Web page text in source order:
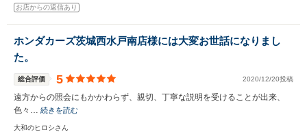
お店からの返信あり
ホンダカーズ茨城西水戸南店様には大変お世話になりまし
た。
総合評価 5 2020/12/20投稿
遠方からの照会にもかかわらず、親切、丁寧な説明を受けることが出来、
色々… 続きを読む
大和のヒロシさん